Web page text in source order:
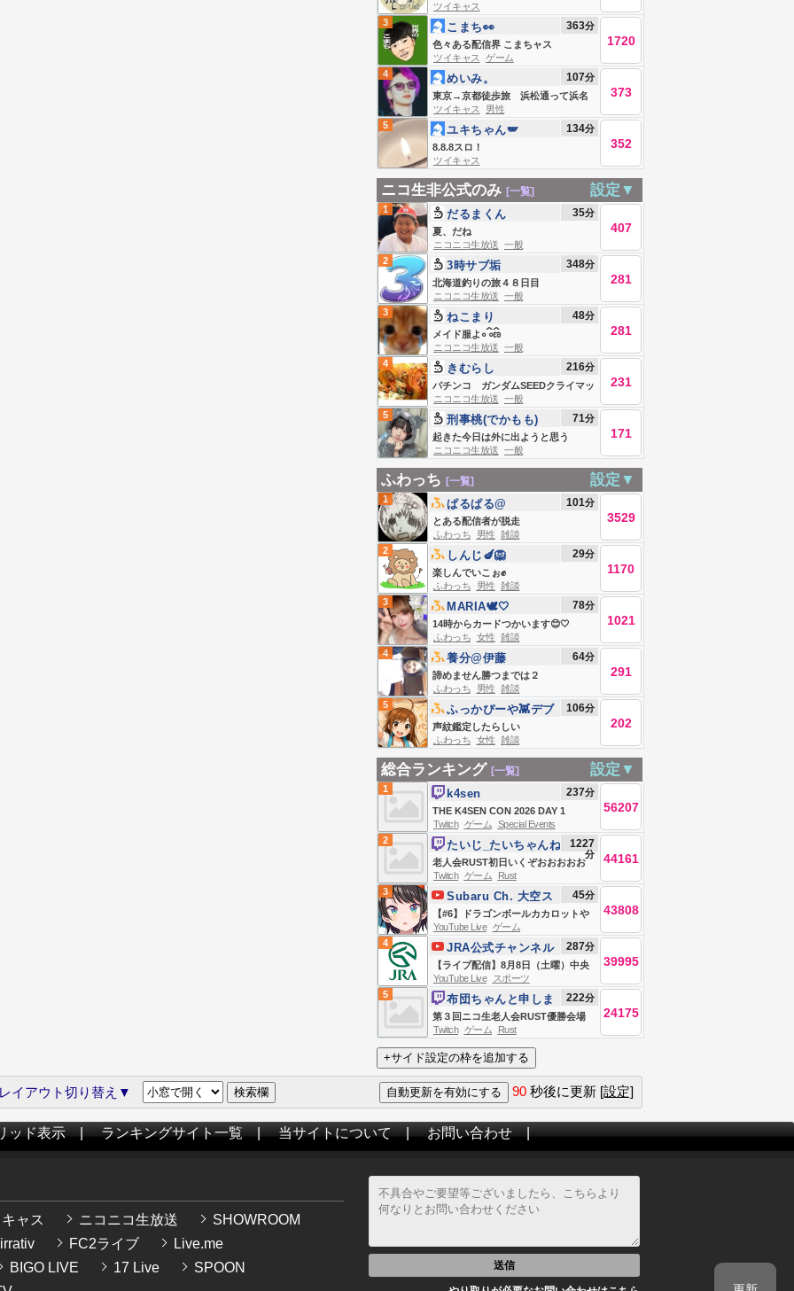
ツイキャス
3
色々ある配信界 こまちャス
こまち👀 363分
1720
ツイキャス
ゲーム
4
東京→京都徒歩旅 浜松通って浜名
湖 今日もなんとか。
めいみ。 107分
373
ツイキャス
男性
5
8.8.8スロ！
ユキちゃん🪽 134分
352
ツイキャス
ニコ生非公式のみ [一覧] 設定▼
1
夏、だね
だるまくん 35分
407
ニコニコ生放送 一般
2
北海道釣りの旅４８日目
3時サブ垢 348分
281
ニコニコ生放送 一般
3
メイド服よ‎᭜꛰ ᭜꛰ಣ
ねこまり 48分
281
ニコニコ生放送 一般
4
パチンコ ガンダムSEEDクライマッ
クス
きむらし 216分
231
ニコニコ生放送 一般
5
起きた今日は外に出ようと思う
刑事桃(でかもも) 71分
171
ニコニコ生放送 一般
ふわっち [一覧] 設定▼
1
とある配信者が脱走
ぱるぱる@ 101分
3529
ふわっち 男性 雑談
2
楽しんでいこぉ✊
しんじ🍆🦁 29分
1170
ふわっち 男性 雑談
3
14時からカードつかいます😊🤍
MARIA🕊🤍 78分
1021
ふわっち 女性 雑談
4
諦めません勝つまでは２
養分@伊藤 64分
291
ふわっち 男性 雑談
5
声紋鑑定したらしい
ふっかぴーや👾デブ
編
106分
202
ふわっち 女性 雑談
総合ランキング [一覧] 設定▼
1
THE K4SEN CON 2026 DAY 1
k4sen 237分
56207
Twitch ゲーム Special Events
2
老人会RUST初日いくぞおおおおお
おおおおお
たいじ_たいちゃんね
る
1227
分 44161
Twitch ゲーム
Rust
3
【#6】ドラゴンボールカカロットや
るしゅばああああああああああああ
ああああああああああああああ
あ！！！！！！【ホロライブ/大空ス
バル】
Subaru Ch. 大空ス
バル
45分
43808
YouTube Live ゲーム
4
【ライブ配信】8月8日（土曜）中央
競馬全レース中継（新潟・中京・札
幌）
JRA公式チャンネル 287分
39995
YouTube Live
スポーツ
5
第３回ニコ生老人会RUST優勝会場
お布団ちゃん、う〇ちちゃん、恭ち
ゃん、キズナ ２日目
布団ちゃんと申しま
す
222分
24175
Twitch ゲーム Rust
イアウト切り替え▼ 90 秒後に更新 [設定]
ッド表示|ランキングサイト一覧|当サイトについて|お問い合わせ|
ャス ニコニコ生放送
SHOWROOM
FC2ライブ
Live.me
BIGO LIVE
17 Live
SPOON
送信